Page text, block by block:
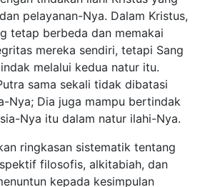
Putra bertindak melalui kedua natur
sekali dalam relasi Allah Tritunggal
sejarah penebusan demi
Putra, yang selalu bertindak secara
Bapa dan oleh Roh Kudus, terus
sekarang, sebagai Putra yang
perwakilan perjanjian kita dan
inkarnasi, tidak ada yang berkurang,
kemanusiaan-Nya.